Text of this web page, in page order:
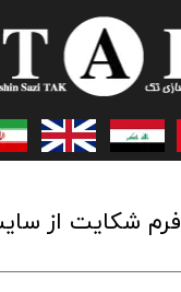
​فرم شکایت از